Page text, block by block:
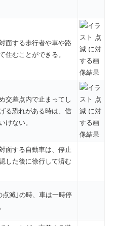
面する歩行者や車や路
住むことができる。
交差点内で止まってし
る恐れがある時は、信
けない。
面する自動車は、停止
した後に徐行して済む
滅｣の時、車は一時停